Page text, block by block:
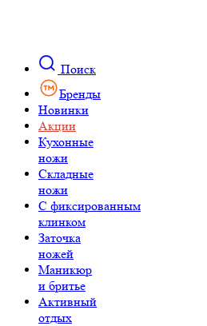
Поиск
Бренды
Новинки
Акции
Кухонные
ножи
Складные
ножи
C фиксированным
клинком
Заточка
ножей
Маникюр
и бритье
Активный
отдых